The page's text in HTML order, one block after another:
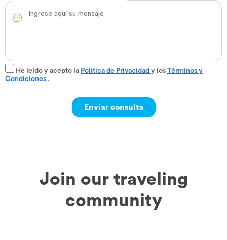
He leído y acepto la Política de Privacidad y los Términos y
Condiciones .
Join our traveling
community